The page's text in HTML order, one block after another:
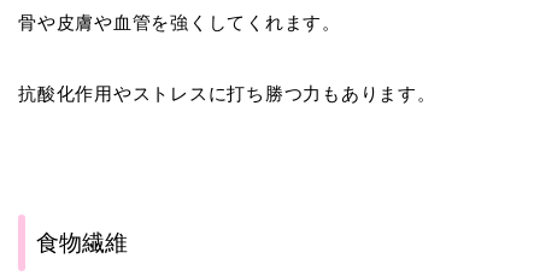
骨や皮膚や血管を強くしてくれます。
抗酸化作用やストレスに打ち勝つ力もあります。
食物繊維